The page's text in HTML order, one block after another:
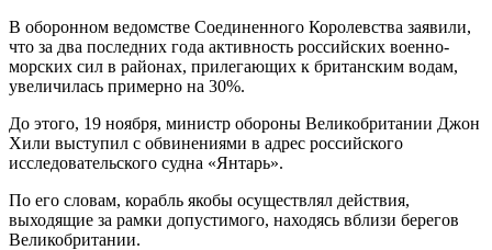
В оборонном ведомстве Соединенного Королевства заявили,
что за два последних года активность российских военно-
морских сил в районах, прилегающих к британским водам,
увеличилась примерно на 30%.
До этого, 19 ноября, министр обороны Великобритании Джон
Хили выступил с обвинениями в адрес российского
исследовательского судна «Янтарь».
По его словам, корабль якобы осуществлял действия,
выходящие за рамки допустимого, находясь вблизи берегов
Великобритании.